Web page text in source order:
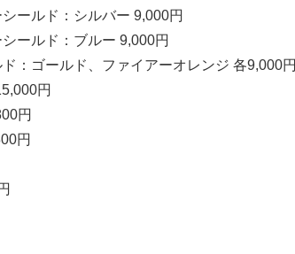
ールド：シルバー 9,000円
ールド：ブルー 9,000円
：ゴールド、ファイアーオレンジ 各9,000円
円
円
円